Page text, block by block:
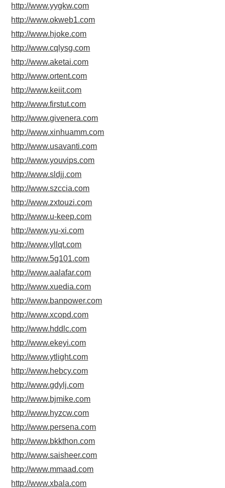
http://www.yygkw.com
http://www.okweb1.com
http://www.hjoke.com
http://www.cqlysg.com
http://www.aketai.com
http://www.ortent.com
http://www.keiit.com
http://www.firstut.com
http://www.givenera.com
http://www.xinhuamm.com
http://www.usavanti.com
http://www.youvips.com
http://www.sldjj.com
http://www.szccia.com
http://www.zxtouzi.com
http://www.u-keep.com
http://www.yu-xi.com
http://www.yllqt.com
http://www.5g101.com
http://www.aalafar.com
http://www.xuedia.com
http://www.banpower.com
http://www.xcopd.com
http://www.hddlc.com
http://www.ekeyi.com
http://www.ytlight.com
http://www.hebcy.com
http://www.gdylj.com
http://www.bjmike.com
http://www.hyzcw.com
http://www.persena.com
http://www.bkkthon.com
http://www.saisheer.com
http://www.mmaad.com
http://www.xbala.com